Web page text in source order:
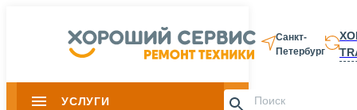
Санкт-
Петербург
УСЛУГИ 8 812 337-